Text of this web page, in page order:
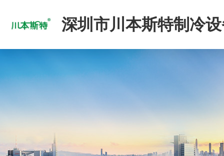
深圳市川本斯特制冷
公司